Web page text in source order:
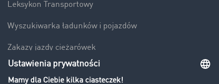
Leksykon Transportowy
Wyszukiwarka ładunków i pojazdów
Zakazy jazdy ciężarówek
Bezpieczeństwo